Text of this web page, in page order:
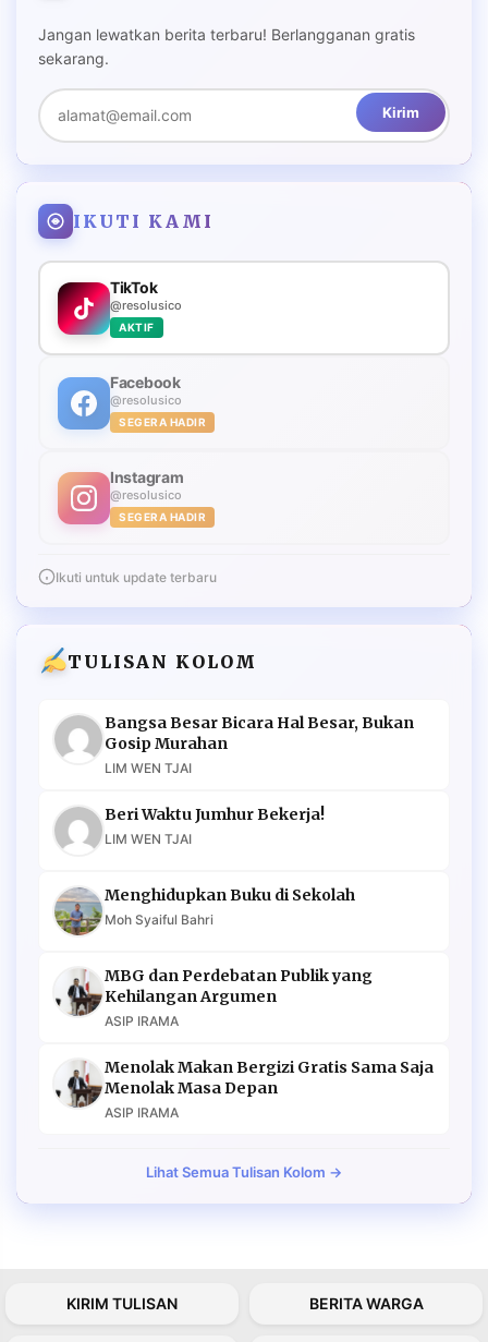
Jangan lewatkan berita terbaru! Berlangganan gratis
sekarang.
Kirim
IKUTI KAMI
TikTok
@resolusico
AKTIF
Facebook
@resolusico
SEGERA HADIR
Instagram
@resolusico
SEGERA HADIR
Ikuti untuk update terbaru
TULISAN KOLOM
Bangsa Besar Bicara Hal Besar, Bukan
Gosip Murahan
LIM WEN TJAI
Beri Waktu Jumhur Bekerja!
LIM WEN TJAI
Menghidupkan Buku di Sekolah
Moh Syaiful Bahri
MBG dan Perdebatan Publik yang
Kehilangan Argumen
ASIP IRAMA
Menolak Makan Bergizi Gratis Sama Saja
Menolak Masa Depan
ASIP IRAMA
Lihat Semua Tulisan Kolom →
KIRIM TULISAN BERITA WARGA